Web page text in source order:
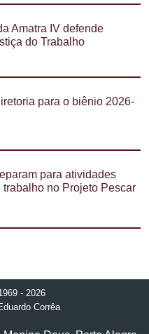
Amatra IV defende
do Trabalho
para o biênio 2026-
para atividades
no Projeto Pescar
- 2026
Corrêa